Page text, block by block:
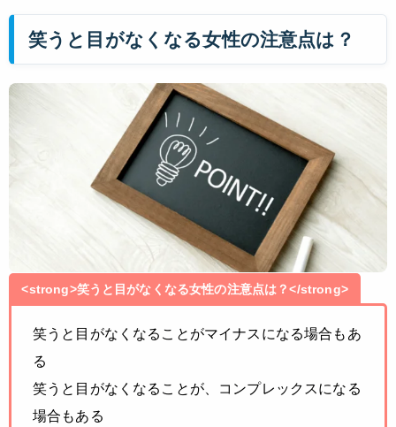
笑うと目がなくなる女性の注意点は？
<strong>笑うと目がなくなる女性の注意点は？</strong>
笑うと目がなくなることがマイナスになる場合もあ
る
笑うと目がなくなることが、コンプレックスになる
場合もある